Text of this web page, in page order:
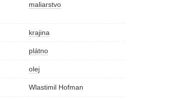
maliarstvo
krajina
plátno
olej
Wlastimil Hofman